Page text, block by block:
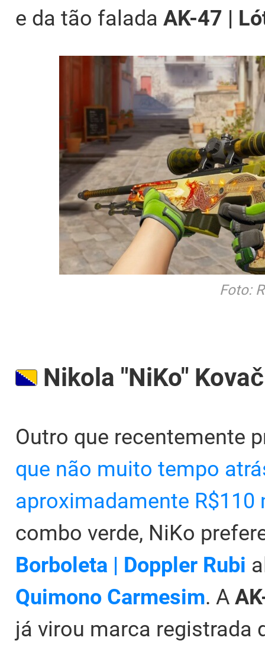
e da tão falada AK-47 |
Foto:
Nikola "NiKo" Kovač
Outro que recentemente
que não muito tempo
aproximadamente R$110
combo verde, NiKo
Borboleta | Doppler Rubi
Quimono Carmesim. A
já virou marca registrada